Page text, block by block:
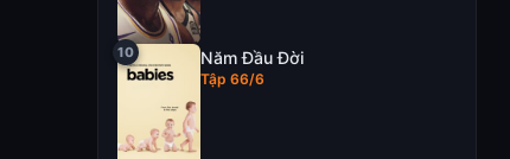
Năm Đầu Đời
Tập 66/6